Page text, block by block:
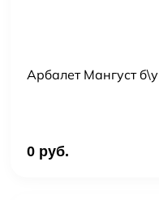
Арбалет Мангуст б\у
0 руб.